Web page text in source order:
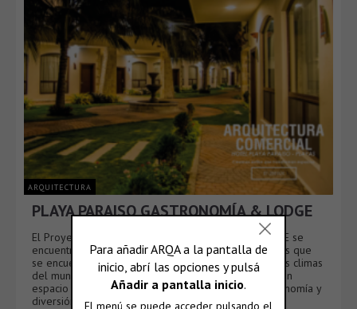
ARQUITECTURA
PLAYA PARAISO GASTRONOMÍA & LODGE
El Proyecto PLAYA PARAÍSO GASTRONOMÍA & LODGE se
encuentra ubicado al pie del mar, en una de las zonas que
se encuentran consideradas como una de los mejores climas
del mundo. El proyecto fue ideado como un Resort, un
espacio de alojamiento, distracción, relajación, gastronomía y
diversión.